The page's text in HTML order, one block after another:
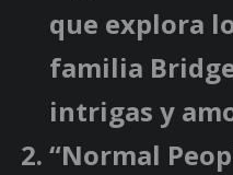
que explora
familia
intrigas y
“Normal